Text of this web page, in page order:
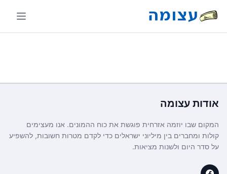
אודות עצומה
המקום שבו יוזמה אזרחית פוגשת את כוח ההמונים. אנו מעצימים
קולות ומחברים בין מיליוני ישראלים כדי לקדם מטרות חשובות, להשפיע
על סדר היום ולשנות מציאות.